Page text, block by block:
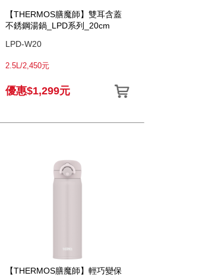
【THERMOS膳魔師】雙耳含蓋
不銹鋼湯鍋_LPD系列_20cm
LPD-W20
2.5L/2,450元
優惠$1,299元
【THERMOS膳魔師】輕巧變保